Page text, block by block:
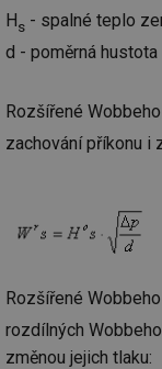
H s - spalné teplo
d - poměrná
Rozšířené
zachování příkonu i
Rozšířené
rozdílných
změnou jejich tlaku: